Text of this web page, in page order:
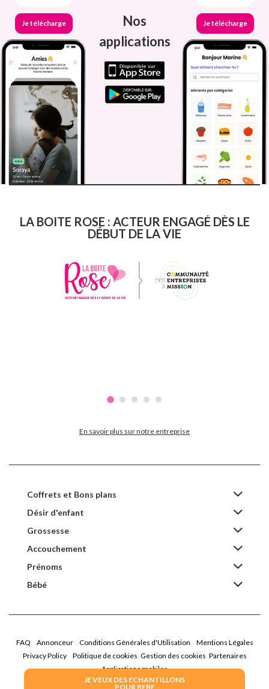
JE VEUX DES ECHANTILLONS
POUR BEBE
Je télécharge
Nos
applications
Je télécharge
LA BOITE ROSE : ACTEUR ENGAGÉ DÈS LE
DÉBUT DE LA VIE
En savoir plus sur notre entreprise
Coffrets et Bons plans
Désir d'enfant
Grossesse
Accouchement
Prénoms
Bébé
FAQ Annonceur Conditions Générales d'Utilisation
Mentions Légales
Privacy Policy
Politique de cookies Gestion des cookies Partenaires
Applications mobiles